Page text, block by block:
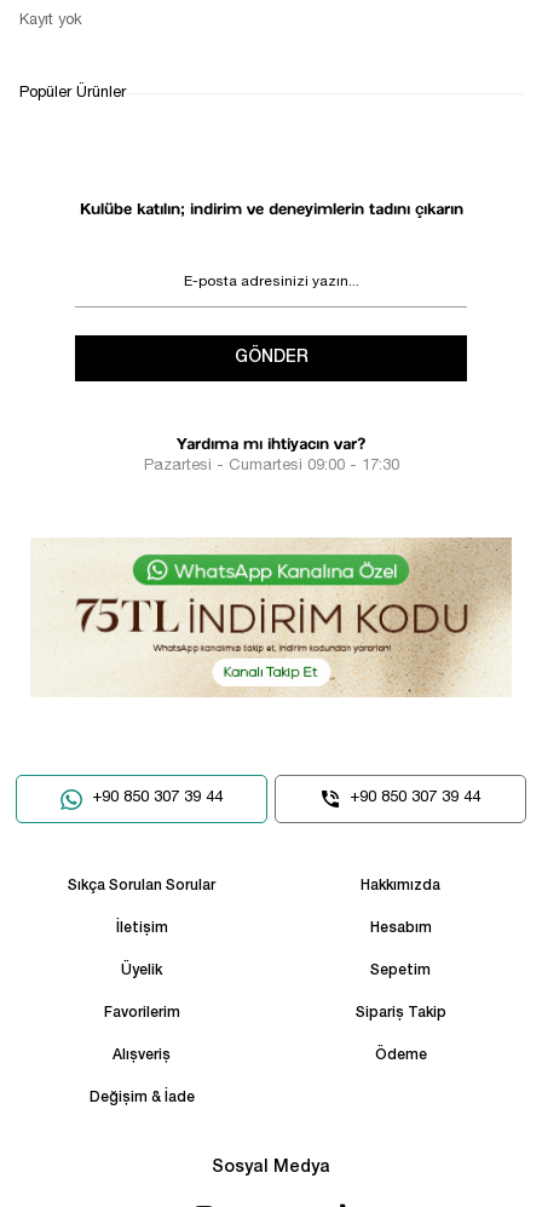
Kulübe katılın; indirim ve deneyimlerin tadını çıkarın
GÖNDER
Yardıma mı ihtiyacın var?
Pazartesi - Cumartesi 09:00 - 17:30
+90 850 307 39 44 +90 850 307 39 44
Sıkça Sorulan Sorular Hakkımızda
İletişim Hesabım
Üyelik Sepetim
Favorilerim Sipariş Takip
Alışveriş Ödeme
Değişim & İade
Sosyal Medya
Kayıt yok
Popüler Ürünler